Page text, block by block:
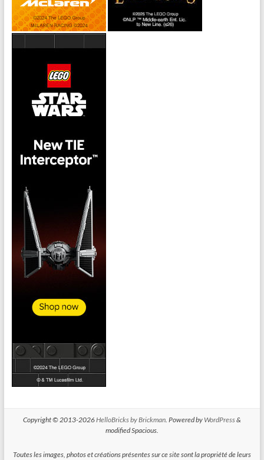
Copyright © 2013-2026HelloBricks by Brickman. Powered by WordPress&
modified Spacious.
Toutes les images, photos et créations présentes sur ce site sont la propriété de leurs